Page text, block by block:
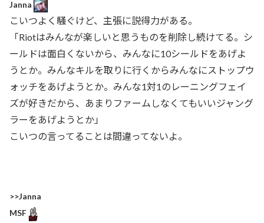
Janna
こいつよく騒ぐけど、主張に説得力がある。
「Riotはみんなが楽しいと思うものを削除し続けてる。シ
ールドは面白くないから、みんなに10シールドをあげよ
うとか。みんなキルを取りに行くからみんなにストップウ
ォッチをあげようとか。みんな1対1のレーニングフェイ
ズが好きだから、あまりファームしなくてもいいジャング
ラーをあげようとか」
こいつの言ってることは間違ってないよ。
>>Janna
MSF